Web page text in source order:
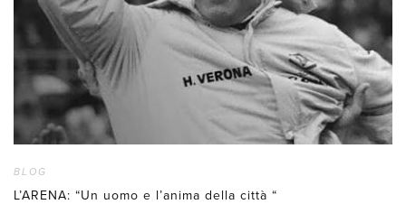
BLOG
L’ARENA: “Un uomo e l’anima della città “